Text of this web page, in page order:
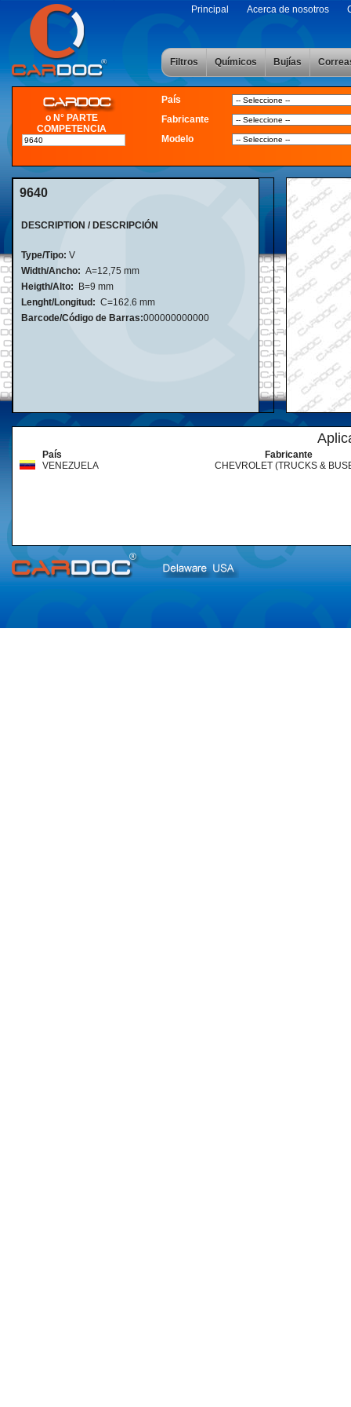
Principal Acerca de nosotros
Filtros Químicos Bujías
o N° PARTE
COMPETENCIA
País
Fabricante
Modelo
9640
DESCRIPTION / DESCRIPCIÓN
Type/Tipo: V
Width/Ancho: A=12,75 mm
Heigth/Alto:
B=9 mm
Lenght/Longitud: C=162.6 mm
Barcode/Código de Barras:000000000000
País
Fabricante
VENEZUELA
CHEVROLET (TRUCKS &